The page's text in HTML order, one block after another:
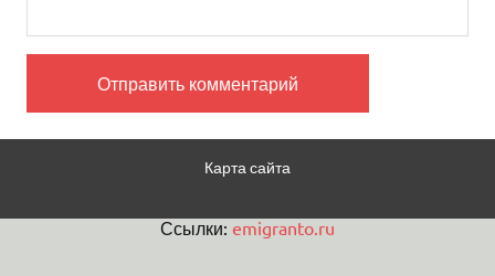
Карта сайта
Ссылки: emigranto.ru